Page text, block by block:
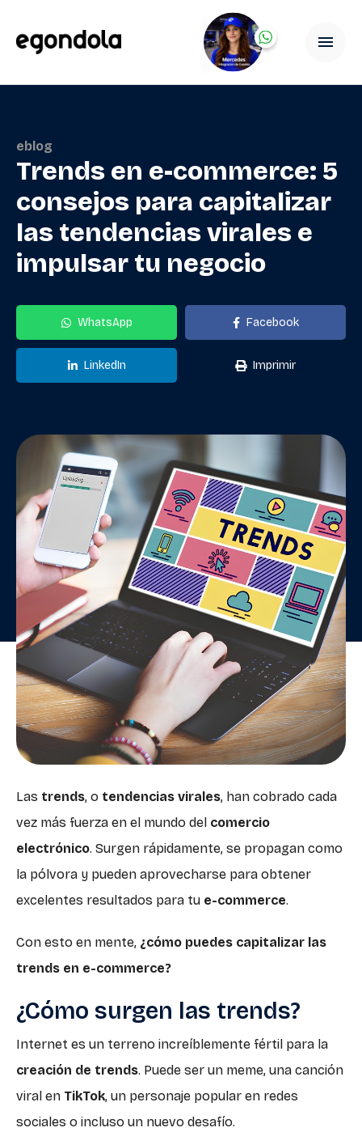
eblog
Trends en e-commerce: 5
consejos para capitalizar
las tendencias virales e
impulsar tu negocio
WhatsApp Facebook
LinkedIn Imprimir
Las trends, o tendencias virales, han cobrado cada
vez más fuerza en el mundo del comercio
electrónico. Surgen rápidamente, se propagan como
la pólvora y pueden aprovecharse para obtener
excelentes resultados para tu e-commerce.
Con esto en mente, ¿cómo puedes capitalizar las
trends en e-commerce?
¿Cómo surgen las trends?
Internet es un terreno increíblemente fértil para la
creación de trends. Puede ser un meme, una canción
viral en TikTok, un personaje popular en redes
sociales o incluso un nuevo desafío.